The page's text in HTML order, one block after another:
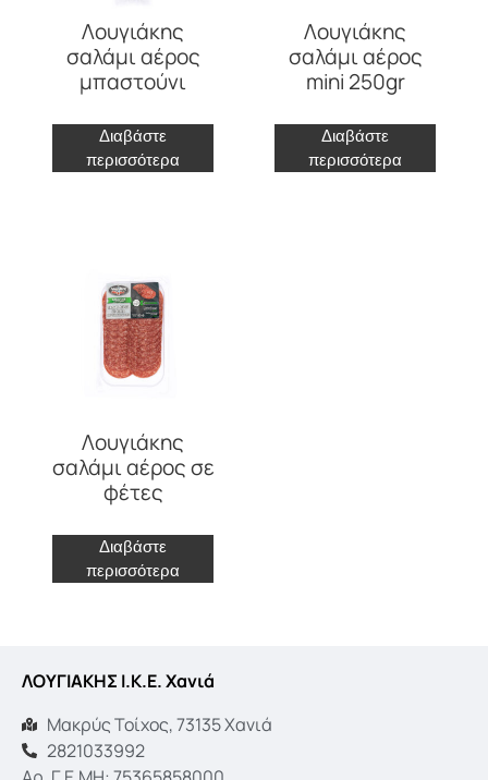
Λουγιάκης
σαλάμι αέρος
μπαστούνι
Διαβάστε
περισσότερα
Λουγιάκης
σαλάμι αέρος
mini 250gr
Διαβάστε
περισσότερα
Λουγιάκης
σαλάμι αέρος σε
φέτες
Διαβάστε
περισσότερα
ΛΟΥΓΙΑΚΗΣ Ι.Κ.Ε. Χανιά
Μακρύς Τοίχος, 73135 Χανιά
2821033992